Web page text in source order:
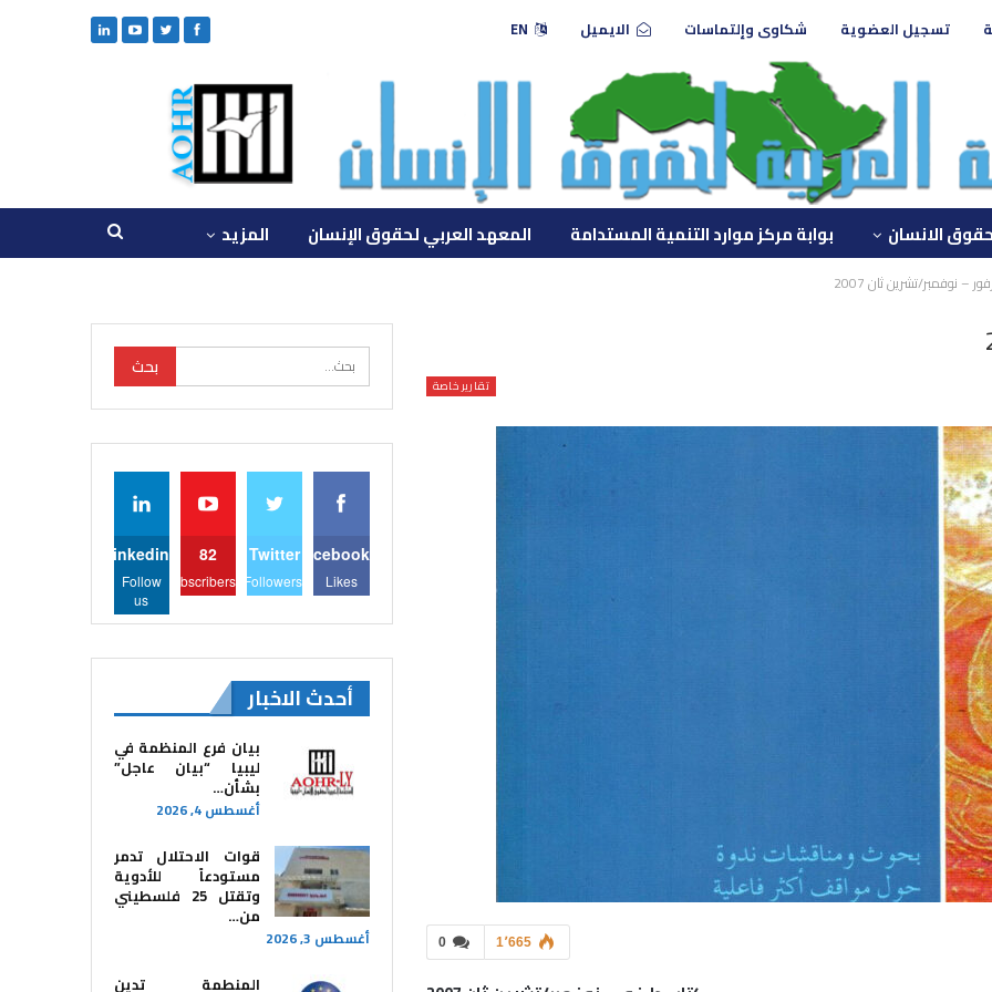
تسجيل العضوية شكاوى وإلتماسات الايميل EN
الانسان بوابة مركز موارد التنمية المستدامة المعهد العربي لحقوق الإنسان المزيد
– نوفمبر/تشرين ثان 2007
تقارير خاصة
0 1٬665
Facebook
Likes
Twitter
Followers
82
Subscribers
Linkedin
Follow
us
أحدث الاخبار
بيان فرع المنظمة في
ليبيا “بيان عاجل”
بشأن…
أغسطس 4, 2026
قوات الاحتلال تدمر
مستودعاً للأدوية
وتقتل 25 فلسطيني
من…
أغسطس 3, 2026
المنطمة تدين